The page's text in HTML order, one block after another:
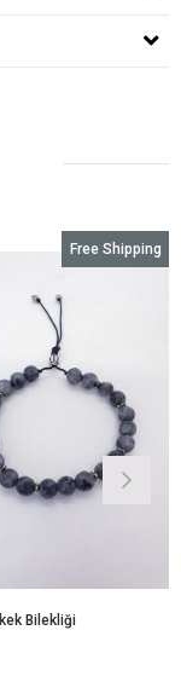
Bilekliği
Free Shipping